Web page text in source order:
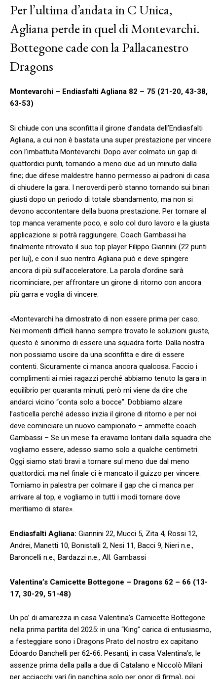
Per l’ultima d’andata in C Unica,
Agliana perde in quel di Montevarchi.
Bottegone cade con la Pallacanestro
Dragons
Montevarchi – Endiasfalti Agliana 82 – 75 (21-20, 43-38,
63-53)
Si chiude con una sconfitta il girone d’andata dell’Endiasfalti
Agliana, a cui non è bastata una super prestazione per vincere
con l’imbattuta Montevarchi. Dopo aver colmato un gap di
quattordici punti, tornando a meno due ad un minuto dalla
fine; due difese maldestre hanno permesso ai padroni di casa
di chiudere la gara. I neroverdi però stanno tornando sui binari
giusti dopo un periodo di totale sbandamento, ma non si
devono accontentare della buona prestazione. Per tornare al
top manca veramente poco, e solo col duro lavoro e la giusta
applicazione si potrà raggiungere. Coach Gambassi ha
finalmente ritrovato il suo top player Filippo Giannini (22 punti
per lui), e con il suo rientro Agliana può e deve spingere
ancora di più sull’acceleratore. La parola d’ordine sarà
ricominciare, per affrontare un girone di ritorno con ancora
più garra e voglia di vincere.
«Montevarchi ha dimostrato di non essere prima per caso.
Nei momenti difficili hanno sempre trovato le soluzioni giuste,
questo è sinonimo di essere una squadra forte. Dalla nostra
non possiamo uscire da una sconfitta e dire di essere
contenti. Sicuramente ci manca ancora qualcosa. Faccio i
complimenti ai miei ragazzi perché abbiamo tenuto la gara in
equilibrio per quaranta minuti, però mi viene da dire che
andarci vicino “conta solo a bocce”. Dobbiamo alzare
l’asticella perché adesso inizia il girone di ritorno e per noi
deve cominciare un nuovo campionato – ammette coach
Gambassi – Se un mese fa eravamo lontani dalla squadra che
vogliamo essere, adesso siamo solo a qualche centimetri.
Oggi siamo stati bravi a tornare sul meno due dal meno
quattordici; ma nel finale ci è mancato il guizzo per vincere.
Torniamo in palestra per colmare il gap che ci manca per
arrivare al top, e vogliamo in tutti i modi tornare dove
meritiamo di stare».
Endiasfalti Agliana: Giannini 22, Mucci 5, Zita 4, Rossi 12,
Andrei, Manetti 10, Bonistalli 2, Nesi 11, Bacci 9, Nieri n.e.,
Baroncelli n.e., Bardazzi n.e., All. Gambassi
Valentina’s Camicette Bottegone – Dragons 62 – 66 (13-
17, 30-29, 51-48)
Un po’ di amarezza in casa Valentina’s Camicette Bottegone
nella prima partita del 2025: in una “King” carica di entusiasmo,
a festeggiare sono i Dragons Prato del nostro ex capitano
Edoardo Banchelli per 62-66. Pesanti, in casa Valentina’s, le
assenze prima della palla a due di Catalano e Niccolò Milani
per acciacchi vari (in panchina solo per onor di firma), poi